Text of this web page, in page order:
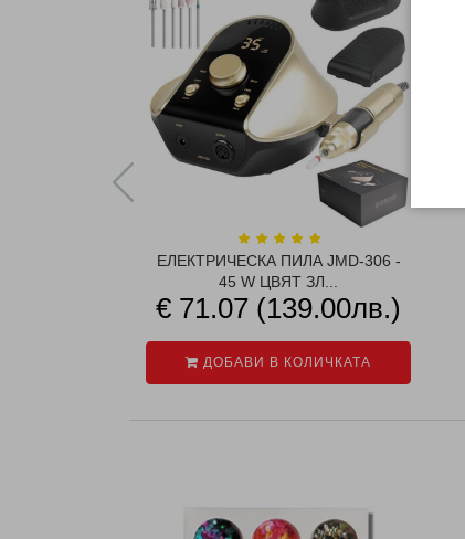
ЕЛЕКТРИЧЕСКА ПИЛА JMD-306 -
45 W ЦВЯТ ЗЛ...
€ 71.07 (139.00лв.)
ДОБАВИ В КОЛИЧКАТА